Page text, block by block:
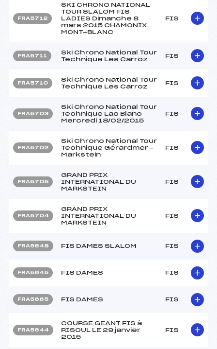
FRA5712
SKI CHRONO NATIONAL
TOUR SLALOM FIS
LADIES Dimanche 8
mars 2015 CHAMONIX
MONT-BLANC
FIS
FRA5711
Ski Chrono National Tour
Technique Les Carroz
FIS
FRA5710
Ski Chrono National Tour
Technique Les Carroz
FIS
FRA5703
Ski Chrono National Tour
Technique Lac Blanc
Mercredi 18/02/2015
FIS
FRA5702
Ski Chrono National Tour
Technique Gérardmer –
Markstein
FIS
FRA5705
GRAND PRIX
INTERNATIONAL DU
MARKSTEIN
FIS
FRA5704
GRAND PRIX
INTERNATIONAL DU
MARKSTEIN
FIS
FRA5648 FIS DAMES SLALOM FIS
FRA5645 FIS DAMES FIS
FRA5665 FIS DAMES FIS
FRA5644
COURSE GEANT FIS à
RISOUL LE 29 janvier
2015
FIS